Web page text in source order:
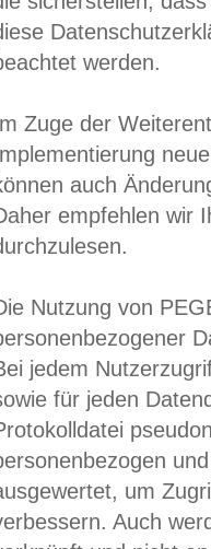
werden.
Zuge der
auch
empfehlen wir
Nutzung von
jedem
für jeden
um
Auch